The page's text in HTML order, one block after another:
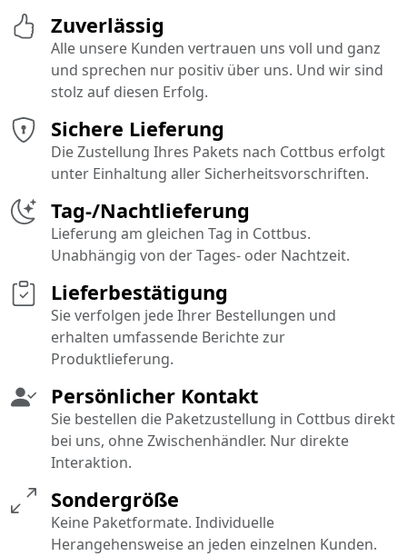
Sichere Lieferung
Die Zustellung Ihres Pakets nach Cottbus erfolgt
unter Einhaltung aller Sicherheitsvorschriften.
Tag-/Nachtlieferung
Lieferung am gleichen Tag in Cottbus.
Unabhängig von der Tages- oder Nachtzeit.
Persönlicher Kontakt
Sie bestellen die Paketzustellung in Cottbus direkt
bei uns, ohne Zwischenhändler. Nur direkte
Interaktion.
Sondergröße
Keine Paketformate. Individuelle
Herangehensweise an jeden einzelnen Kunden.
Lieferbestätigung
Sie verfolgen jede Ihrer Bestellungen und
erhalten umfassende Berichte zur
Produktlieferung.
Zuverlässig
Alle unsere Kunden vertrauen uns voll und ganz
und sprechen nur positiv über uns. Und wir sind
stolz auf diesen Erfolg.